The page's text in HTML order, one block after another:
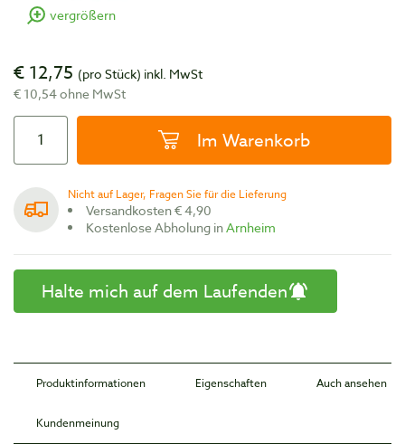
vergrößern
€ 12,75 (pro Stück) inkl. MwSt
€ 10,54 ohne MwSt
Im Warenkorb
Nicht auf Lager, Fragen Sie für die Lieferung
Versandkosten € 4,90
Kostenlose Abholung inArnheim
Halte mich auf dem Laufenden
Produktinformationen Eigenschaften Auch ansehen
Kundenmeinung